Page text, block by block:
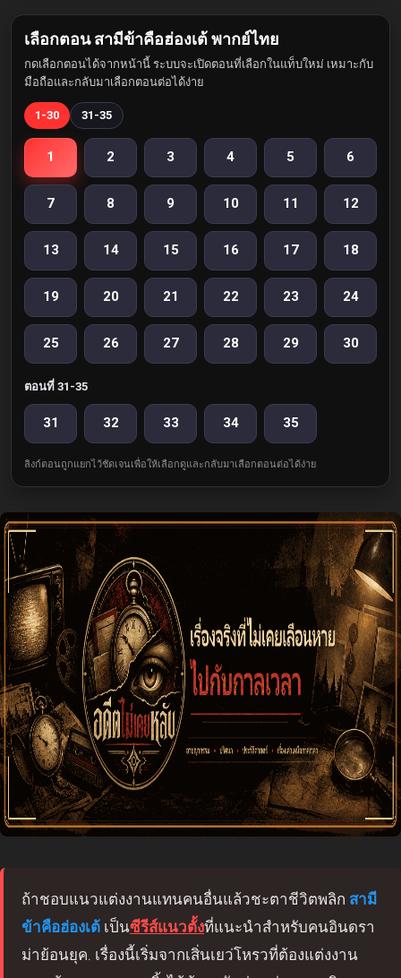
เลือกตอน สามีข้าคือฮ่องเต้ พากย์ไทย
กดเลือกตอนได้จากหน้านี้ ระบบจะเปิดตอนที่เลือกในแท็บใหม่ เหมาะกับ
มือถือและกลับมาเลือกตอนต่อได้ง่าย
1-30 31-35
1 2 3 4 5 6
7 8 9 10 11 12
13 14 15 16 17 18
19 20 21 22 23 24
25 26 27 28 29 30
ตอนที่ 31-35
31 32 33 34 35
ลิงก์ตอนถูกแยกไว้ชัดเจนเพื่อให้เลือกดูและกลับมาเลือกตอนต่อได้ง่าย
ถ้าชอบแนวแต่งงานแทนคนอื่นแล้วชะตาชีวิตพลิก สามี
ข้าคือฮ่องเต้ เป็นซีรีส์แนวตั้งที่แนะนำสำหรับคนอินดรา
ม่าย้อนยุค. เรื่องนี้เริ่มจากเสิ่นเยว่โหรวที่ต้องแต่งงาน